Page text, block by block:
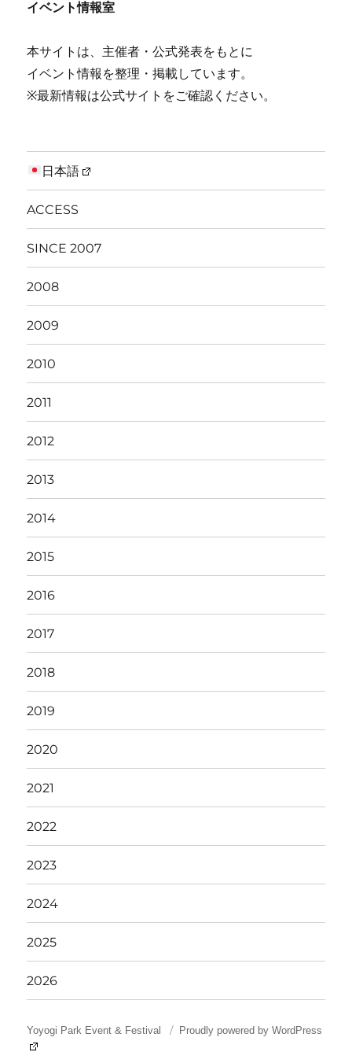
イベント情報室
本サイトは、主催者・公式発表をもとに
イベント情報を整理・掲載しています。
※最新情報は公式サイトをご確認ください。
日本語
ACCESS
SINCE 2007
2008
2009
2010
2011
2012
2013
2014
2015
2016
2017
2018
2019
2020
2021
2022
2023
2024
2025
2026
Yoyogi Park Event & Festival Proudly powered by WordPress